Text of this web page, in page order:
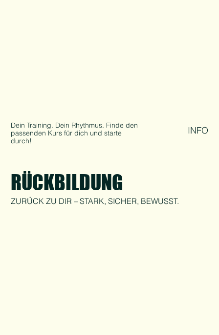
RÜCKBILDUNG
ZURÜCK ZU DIR – STARK, SICHER, BEWUSST.
Dein Training. Dein Rhythmus. Finde den
passenden Kurs für dich und starte
durch!
INFO